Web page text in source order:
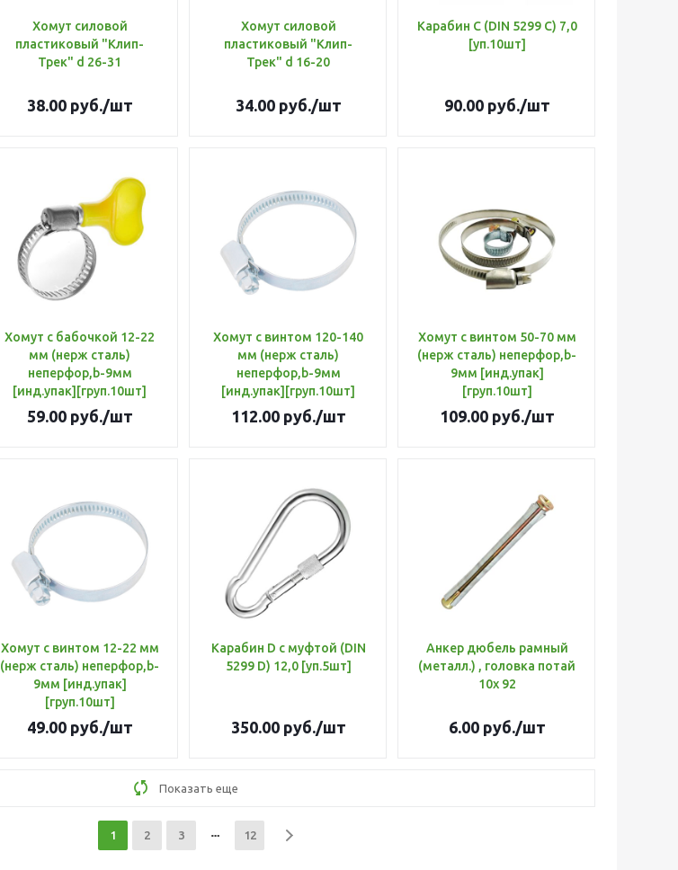
Хомут силовой
пластиковый "Клип-
Трек" d 26-31
38.00руб./шт
Хомут силовой
пластиковый "Клип-
Трек" d 16-20
34.00руб./шт
Карабин C (DIN 5299 C) 7,0
[уп.10шт]
90.00руб./шт
Хомут с бабочкой 12-22
мм (нерж сталь)
неперфор,b-9мм
[инд.упак][груп.10шт]
59.00руб./шт
Хомут с винтом 120-140
мм (нерж сталь)
неперфор,b-9мм
[инд.упак][груп.10шт]
112.00руб./шт
Хомут с винтом 50-70 мм
(нерж сталь) неперфор,b-
9мм [инд.упак]
[груп.10шт]
109.00руб./шт
Хомут с винтом 12-22 мм
(нерж сталь) неперфор,b-
9мм [инд.упак]
[груп.10шт]
49.00руб./шт
Карабин D с муфтой (DIN
5299 D) 12,0 [уп.5шт]
350.00руб./шт
Анкер дюбель рамный
(металл.) , головка потай
10х 92
6.00руб./шт
Показать еще
1 2 3 12